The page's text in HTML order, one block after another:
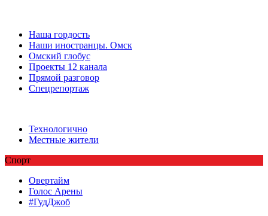
Наша гордость
Наши иностранцы. Омск
Омский глобус
Проекты 12 канала
Прямой разговор
Спецрепортаж
Технологично
Местные жители
Спорт
Овертайм
Голос Арены
#ГудДжоб